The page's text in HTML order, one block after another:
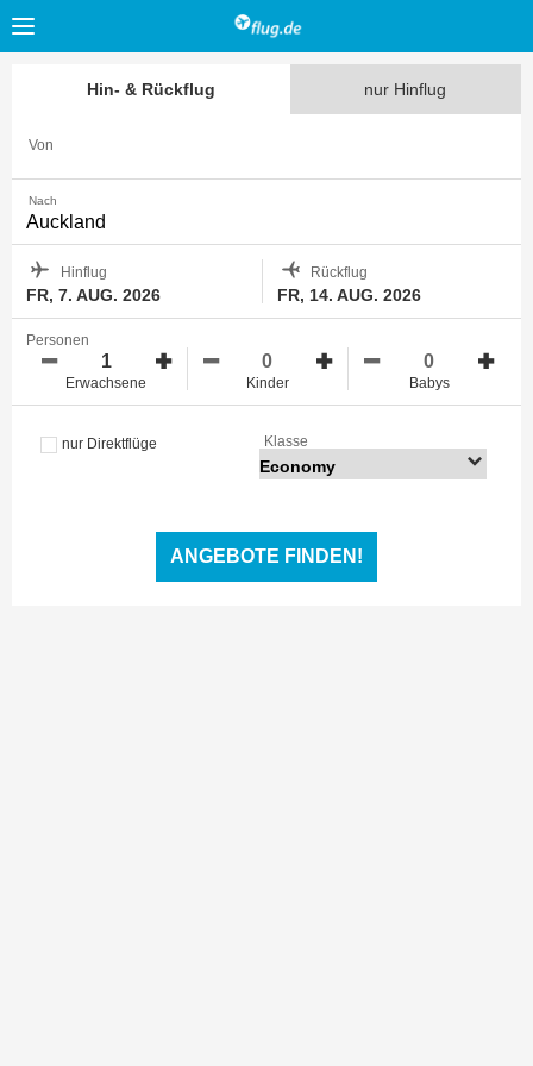
Hin- & Rückflug nur Hinflug
Von
Nach
Hinflug
FR, 7. AUG. 2026
Rückflug
FR, 14. AUG. 2026
Personen
Erwachsene Kinder Babys
nur Direktflüge Klasse
ANGEBOTE FINDEN!